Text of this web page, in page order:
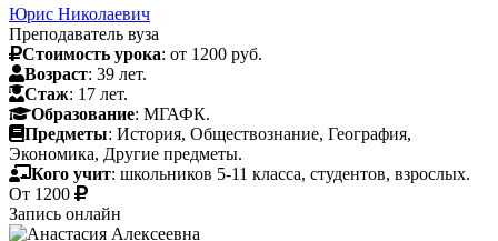
Юрис Николаевич
Преподаватель вуза
Стоимость урока: от 1200 руб.
Возраст: 39 лет.
Стаж: 17 лет.
Образование: МГАФК.
Предметы: История, Обществознание, География,
Экономика, Другие предметы.
Кого учит: школьников 5-11 класса, студентов, взрослых.
От 1200
Запись онлайн